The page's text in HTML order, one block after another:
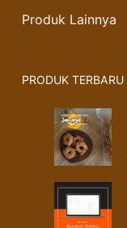
Produk Lainnya
PRODUK TERBARU